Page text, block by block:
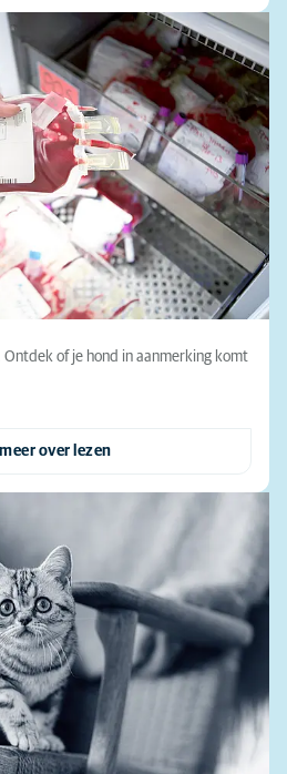
of je hond in aanmerking komt
over lezen